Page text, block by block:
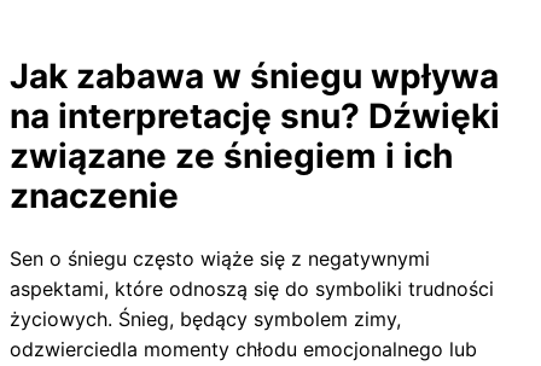
Jak zabawa w śniegu wpływa
na interpretację snu? Dźwięki
związane ze śniegiem i ich
znaczenie
Sen o śniegu często wiąże się z negatywnymi
aspektami, które odnoszą się do symboliki trudności
życiowych. Śnieg, będący symbolem zimy,
odzwierciedla momenty chłodu emocjonalnego lub